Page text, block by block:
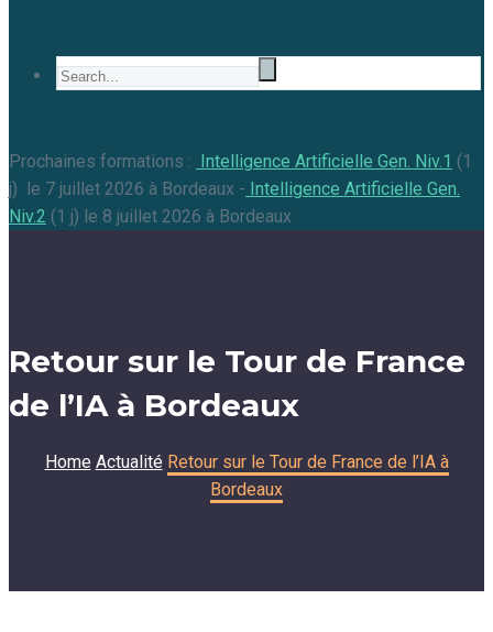
Prochaines formations : Intelligence Artificielle Gen. Niv.1 (1
j) le 7 juillet 2026 à Bordeaux - Intelligence Artificielle Gen.
Niv.2 (1 j) le 8 juillet 2026 à Bordeaux
Retour sur le Tour de France
de l’IA à Bordeaux
Home Actualité Retour sur le Tour de France de l’IA à
Bordeaux